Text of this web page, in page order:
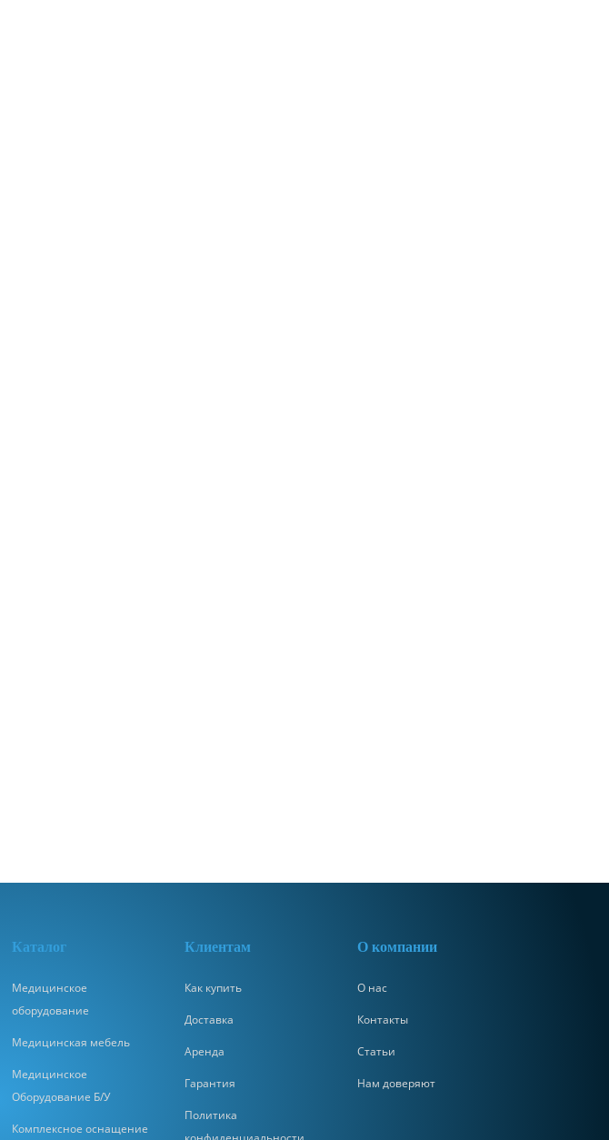
Каталог
Медицинское
оборудование
Медицинская мебель
Медицинское
Оборудование Б/У
Комплексное оснащение
Клиентам
Как купить
Доставка
Аренда
Гарантия
Политика
О компании
О нас
Контакты
Статьи
Нам доверяют